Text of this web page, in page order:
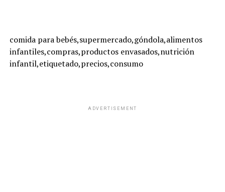
comida para bebés,supermercado,góndola,alimentos
infantiles,compras,productos envasados,nutrición
infantil,etiquetado,precios,consumo
ADVERTISEMENT